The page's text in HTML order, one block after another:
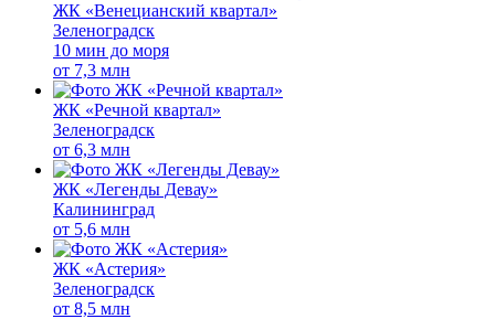
ЖК «Венецианский квартал»
Зеленоградск
10 мин до моря
от 7,3 млн
ЖК «Речной квартал»
Зеленоградск
от 6,3 млн
ЖК «Легенды Девау»
Калининград
от 5,6 млн
ЖК «Астерия»
Зеленоградск
от 8,5 млн